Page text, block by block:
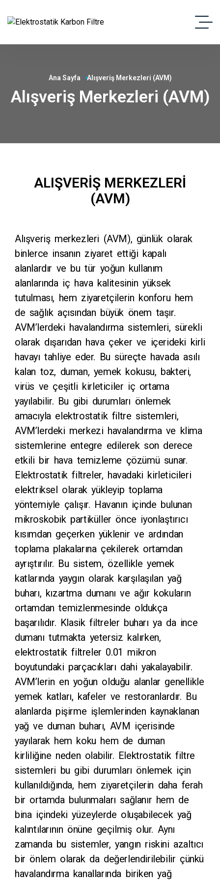
Ana Sayfa Alışveriş Merkezleri (AVM)
Alışveriş Merkezleri (AVM)
ALIŞVERIŞ MERKEZLERI
(AVM)
Alışveriş merkezleri (AVM), günlük olarak
binlerce insanın ziyaret ettiği kapalı
alanlardır ve bu tür yoğun kullanım
alanlarında iç hava kalitesinin yüksek
tutulması, hem ziyaretçilerin konforu hem
de sağlık açısından büyük önem taşır.
AVM’lerdeki havalandırma sistemleri, sürekli
olarak dışarıdan hava çeker ve içerideki kirli
havayı tahliye eder. Bu süreçte havada asılı
kalan toz, duman, yemek kokusu, bakteri,
virüs ve çeşitli kirleticiler iç ortama
yayılabilir. Bu gibi durumları önlemek
amacıyla elektrostatik filtre sistemleri,
AVM’lerdeki merkezi havalandırma ve klima
sistemlerine entegre edilerek son derece
etkili bir hava temizleme çözümü sunar.
Elektrostatik filtreler, havadaki kirleticileri
elektriksel olarak yükleyip toplama
yöntemiyle çalışır. Havanın içinde bulunan
mikroskobik partiküller önce iyonlaştırıcı
kısımdan geçerken yüklenir ve ardından
toplama plakalarına çekilerek ortamdan
ayrıştırılır. Bu sistem, özellikle yemek
katlarında yaygın olarak karşılaşılan yağ
buharı, kızartma dumanı ve ağır kokuların
ortamdan temizlenmesinde oldukça
başarılıdır. Klasik filtreler buharı ya da ince
dumanı tutmakta yetersiz kalırken,
elektrostatik filtreler 0.01 mikron
boyutundaki parçacıkları dahi yakalayabilir.
AVM’lerin en yoğun olduğu alanlar genellikle
yemek katları, kafeler ve restoranlardır. Bu
alanlarda pişirme işlemlerinden kaynaklanan
yağ ve duman buharı, AVM içerisinde
yayılarak hem koku hem de duman
kirliliğine neden olabilir. Elektrostatik filtre
sistemleri bu gibi durumları önlemek için
kullanıldığında, hem ziyaretçilerin daha ferah
bir ortamda bulunmaları sağlanır hem de
bina içindeki yüzeylerde oluşabilecek yağ
kalıntılarının önüne geçilmiş olur. Aynı
zamanda bu sistemler, yangın riskini azaltıcı
bir önlem olarak da değerlendirilebilir çünkü
havalandırma kanallarında biriken yağ